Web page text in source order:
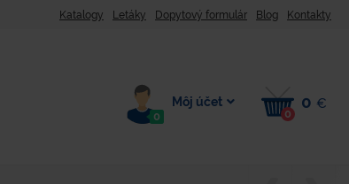
Katalogy Letáky Dopytový formulár Blog Kontakty
0
Môj účet
0
0 €